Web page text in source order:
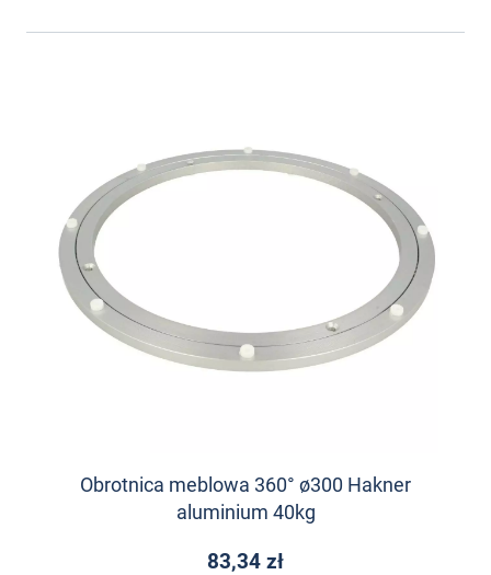
Obrotnica meblowa 360° ø300 Hakner
aluminium 40kg
83,34 zł